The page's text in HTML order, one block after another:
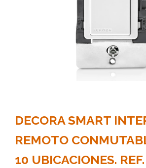
DECORA SMART
REMOTO
10 UBICACIONES.